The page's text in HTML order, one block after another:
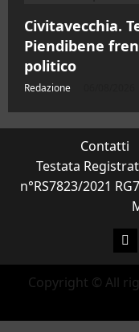
Civitavecchia.
Piendibene
politico
Redazione
Contatti
Testata
n°RS7823/2021
Copyright © All